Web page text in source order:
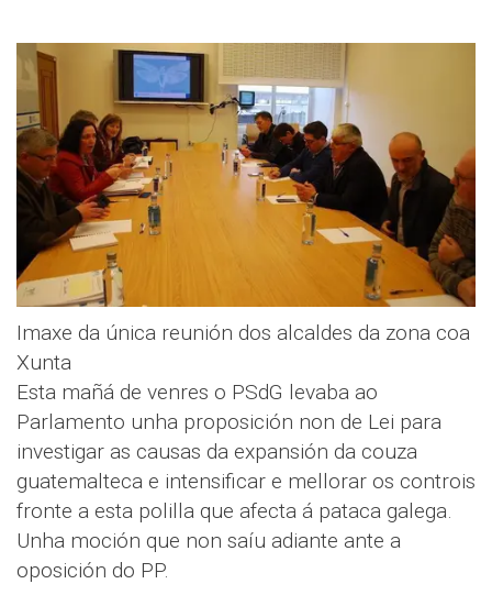
Imaxe da única reunión dos alcaldes da zona coa
Xunta
Esta mañá de venres o PSdG levaba ao
Parlamento unha proposición non de Lei para
investigar as causas da expansión da couza
guatemalteca e intensificar e mellorar os controis
fronte a esta polilla que afecta á pataca galega.
Unha moción que non saíu adiante ante a
oposición do PP.